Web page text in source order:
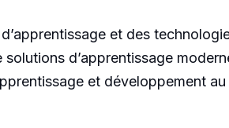
et des
d’apprentissage
et développement